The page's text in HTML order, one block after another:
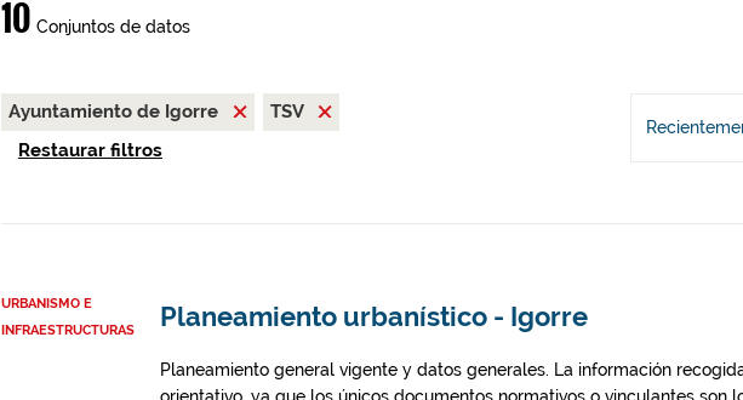
10 Conjuntos de datos
Ayuntamiento de Igorre
TSV
Restaurar filtros
URBANISMO E
INFRAESTRUCTURAS
Planeamiento urbanístico - Igorre
Planeamiento general vigente y datos generales. La información